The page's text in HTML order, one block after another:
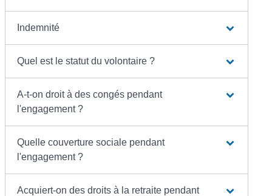
Indemnité
Quel est le statut du volontaire ?
A-t-on droit à des congés pendant
l'engagement ?
Quelle couverture sociale pendant
l'engagement ?
Acquiert-on des droits à la retraite pendant